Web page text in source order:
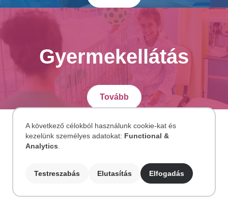
Gyermekellátás
Tovább
Személyes
adatok
A következő célokból használunk cookie-kat és
kezelünk személyes adatokat: Functional &
Analytics
Testreszabás Elutasítás Elfogadás